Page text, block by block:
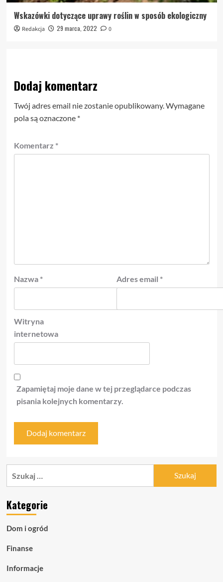
Wskazówki dotyczące uprawy roślin w sposób ekologiczny
Redakcja 29 marca, 2022 0
Dodaj komentarz
Twój adres email nie zostanie opublikowany.Wymagane
pola są oznaczone *
Komentarz *
Nazwa * Adres email *
Witryna
internetowa
Zapamiętaj moje dane w tej przeglądarce podczas
pisania kolejnych komentarzy.
Kategorie
Dom i ogród
Finanse
Informacje